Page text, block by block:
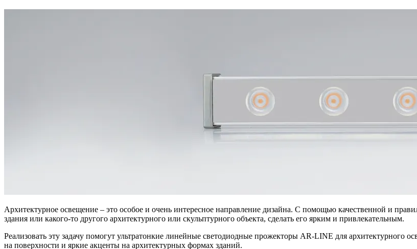
Архитектурное освещение – это особое и очень интересное направление дизайна. С помощью качественной и
здания или какого-то другого архитектурного или скульптурного объекта, сделать его ярким и привлекательным.
Реализовать эту задачу помогут ультратонкие линейные светодиодные прожекторы AR-LINE для архитектурного
на поверхности и яркие акценты на архитектурных формах зданий.